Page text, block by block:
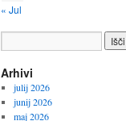
« Jul
Arhivi
julij 2026
junij 2026
maj 2026